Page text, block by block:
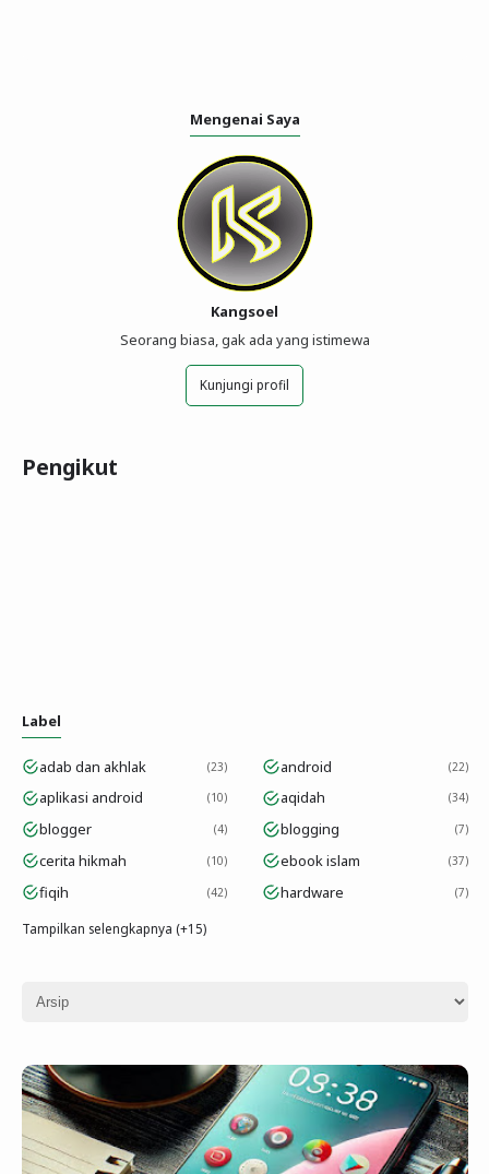
Mengenai Saya
Kangsoel
Seorang biasa, gak ada yang istimewa
Kunjungi profil
Pengikut
Label
adab dan akhlak 23 android 22
aplikasi android 10 aqidah 34
blogger 4 blogging 7
cerita hikmah 10 ebook islam 37
fiqih 42 hardware 7
Tampilkan selengkapnya (+15)